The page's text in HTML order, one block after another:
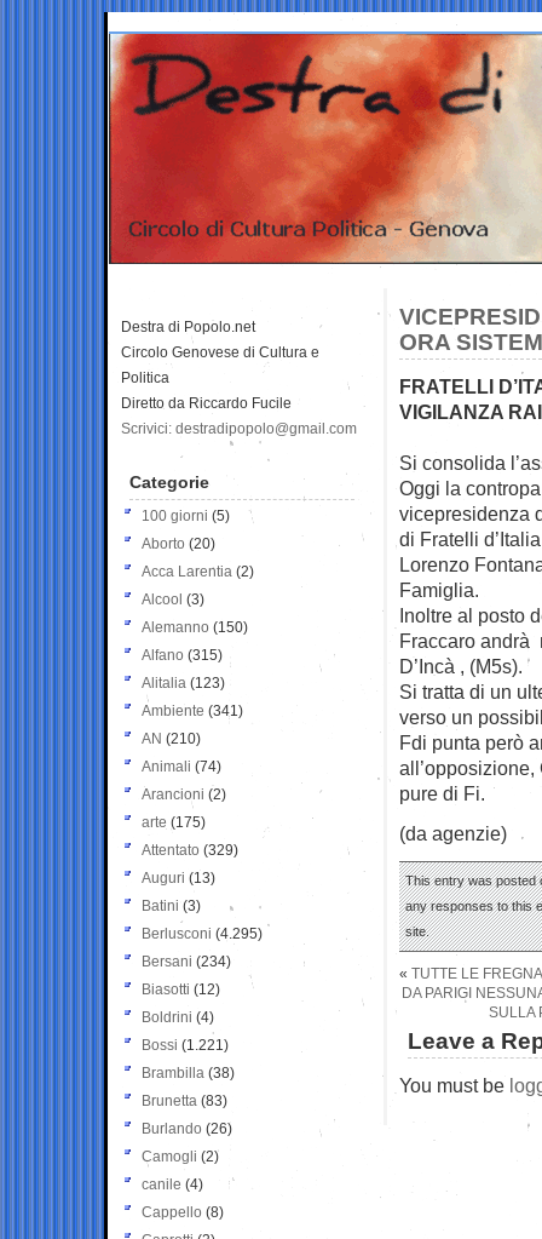
ORA
FRATELLI
VIGILANZA RAI
Si consolida
Oggi la
vicepresidenza
di Fratelli
Lorenzo
Famiglia.
Inoltre al posto
Fraccaro andrà
D’Incà , (M5s).
Si tratta di un
verso un
Fdi punta però
pure di Fi.
(da agenzie)
This entry was posted
any responses to this
site.
« TUTTE LE
DA PARIGI
SULLA
Leave a
You must be
Destra di Popolo.net
Circolo Genovese di Cultura e
Politica
Diretto da Riccardo Fucile
Scrivici: destradipopolo@gmail.com
Categorie
100 giorni (5)
Aborto (20)
Acca Larentia (2)
Alcool (3)
Alemanno (150)
Alfano (315)
Alitalia (123)
Ambiente (341)
AN (210)
Animali (74)
Arancioni (2)
arte (175)
Attentato (329)
Auguri (13)
Batini (3)
Berlusconi (4.295)
Bersani (234)
Biasotti (12)
Boldrini (4)
Bossi (1.221)
Brambilla (38)
Brunetta (83)
Burlando (26)
Camogli (2)
canile (4)
Cappello (8)